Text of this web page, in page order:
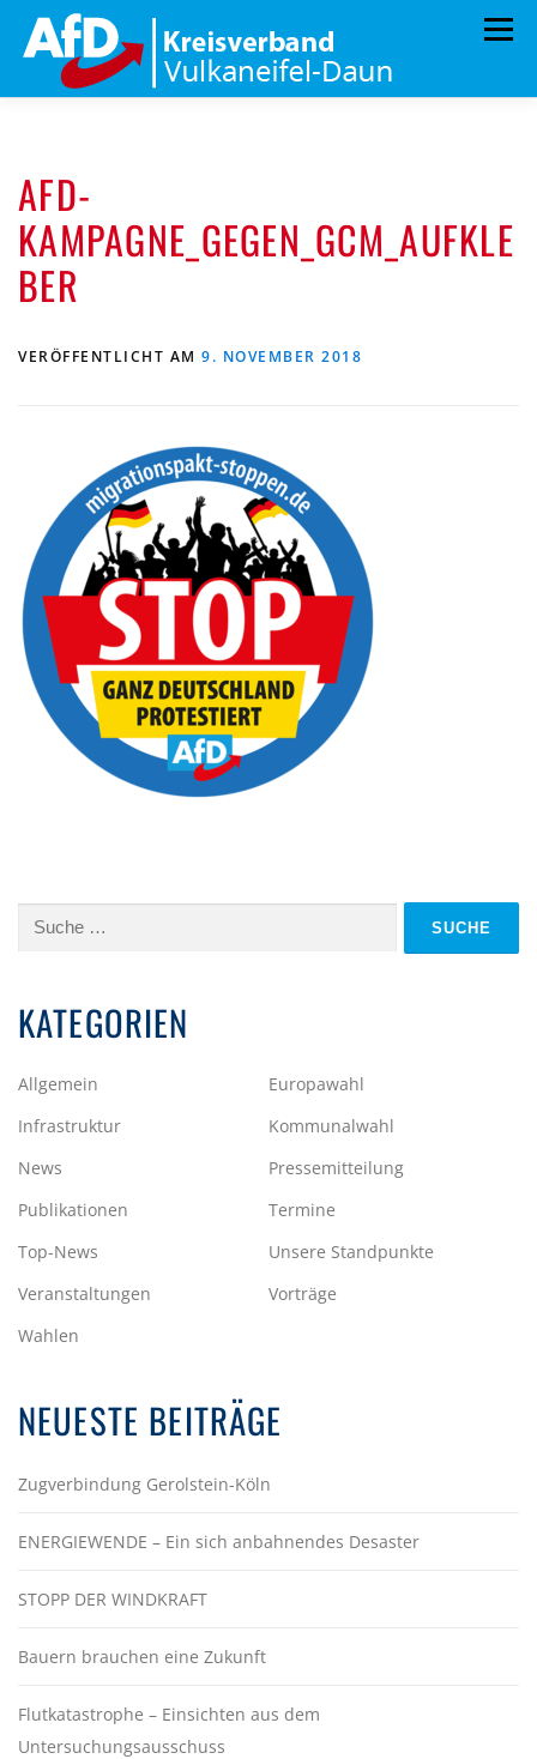
Zum
Inhalt
springen
Menü
TERMINE
AFD-
KAMPAGNE_GEGEN_GCM_AUFKLE
BER
VERÖFFENTLICHT AM 9. NOVEMBER 2018
Suche
KATEGORIEN
Allgemein
Europawahl
Infrastruktur
Kommunalwahl
News
Pressemitteilung
Publikationen
Termine
Top-News
Unsere Standpunkte
Veranstaltungen
Vorträge
Wahlen
NEUESTE BEITRÄGE
Zugverbindung Gerolstein-Köln
ENERGIEWENDE – Ein sich anbahnendes Desaster
STOPP DER WINDKRAFT
Bauern brauchen eine Zukunft
Flutkatastrophe – Einsichten aus dem
Untersuchungsausschuss